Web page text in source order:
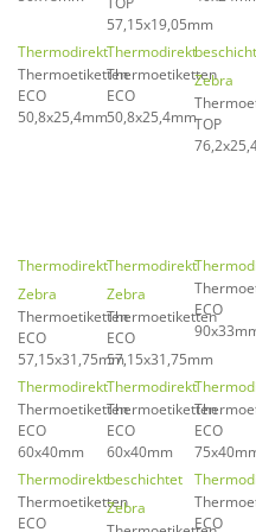
57,15x19,05mm
Thermodirekt
Thermoetiketten
ECO
50,8x25,4mm
Thermodirekt
Thermoetiketten
ECO
50,8x25,4mm
Zebra
TOP
Thermodirekt
Zebra
Thermoetiketten
ECO
57,15x31,75mm
Thermodirekt
Zebra
Thermoetiketten
ECO
57,15x31,75mm
ECO
Thermodirekt
Thermoetiketten
ECO
60x40mm
Thermodirekt
Thermoetiketten
ECO
60x40mm
ECO
Thermodirekt
Thermoetiketten
ECO
beschichtet
Zebra
ECO